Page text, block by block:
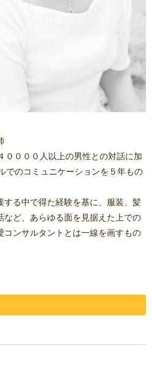
００００人以上の男性との対話に加
でのコミュニケーションを５年もの
る中で得た経験を基に、服装、髪
ど、あらゆる面を見据えた上での
ンサルタントとは一線を画すもの